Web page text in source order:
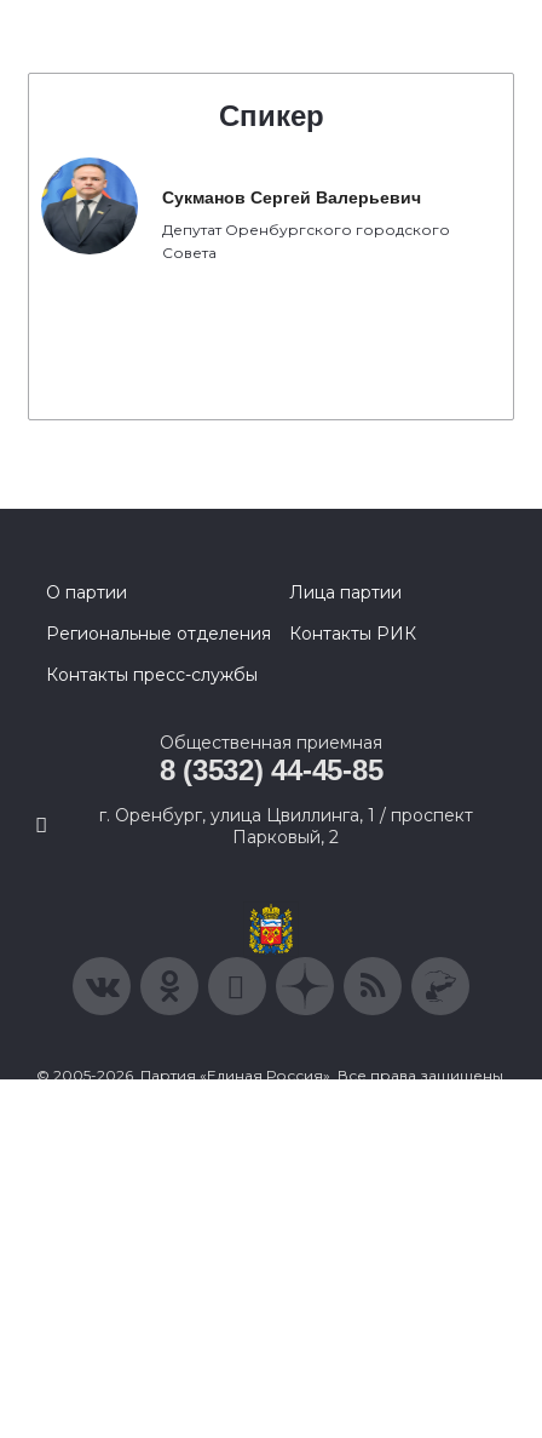
Спикер
Сукманов Сергей Валерьевич
Депутат Оренбургского городского
Совета
О партии
Лица партии
Региональные отделения
Контакты РИК
Контакты пресс-службы
Общественная приемная
8 (3532) 44-45-85
г. Оренбург, улица Цвиллинга, 1 / проспект
Парковый, 2
© 2005-2026, Партия «Единая Россия». Все права защищены.